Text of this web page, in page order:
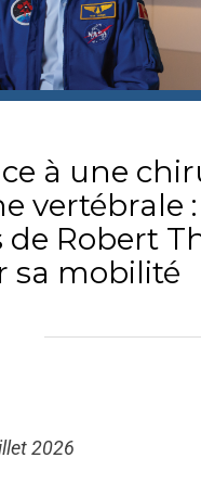
à une
vertébrale :
de Robert
sa mobilité
Facebook
2026